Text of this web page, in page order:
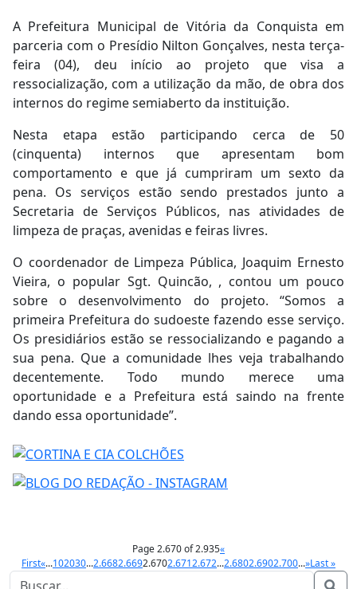
A Prefeitura Municipal de Vitória da Conquista em
parceria com o Presídio Nilton Gonçalves, nesta terça-
feira (04), deu início ao projeto que visa a
ressocialização, com a utilização da mão, de obra dos
internos do regime semiaberto da instituição.
Nesta etapa estão participando cerca de 50
(cinquenta) internos que apresentam bom
comportamento e que já cumpriram um sexto da
pena. Os serviços estão sendo prestados junto a
Secretaria de Serviços Públicos, nas atividades de
limpeza de praças, avenidas e feiras livres.
O coordenador de Limpeza Pública, Joaquim Ernesto
Vieira, o popular Sgt. Quincão, , contou um pouco
sobre o desenvolvimento do projeto. “Somos a
primeira Prefeitura do sudoeste fazendo esse serviço.
Os presidiários estão se ressocializando e pagando a
sua pena. Que a comunidade lhes veja trabalhando
decentemente. Todo mundo merece uma
oportunidade e a Prefeitura está saindo na frente
dando essa oportunidade”.
Page 2.670 of 2.935«
First«...102030...2.6682.6692.6702.6712.672...2.6802.6902.700...»Last »